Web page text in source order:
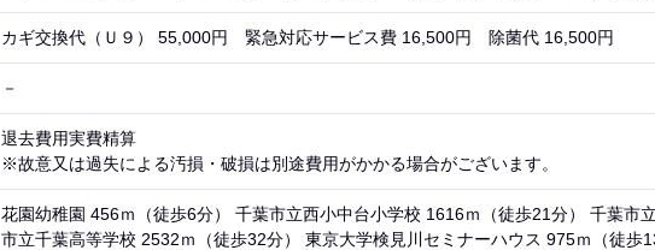
カギ交換代（Ｕ９） 55,000円 緊急対応サービス費 16,500円 除菌代 16,500円
－
退去費用実費精算
※故意又は過失による汚損・破損は別途費用がかかる場合がございます。
花園幼稚園 456ｍ（徒歩6分） 千葉市立西小中台小学校 1616ｍ（徒歩21分） 千葉市
市立千葉高等学校 2532ｍ（徒歩32分） 東京大学検見川セミナーハウス 975ｍ（徒歩